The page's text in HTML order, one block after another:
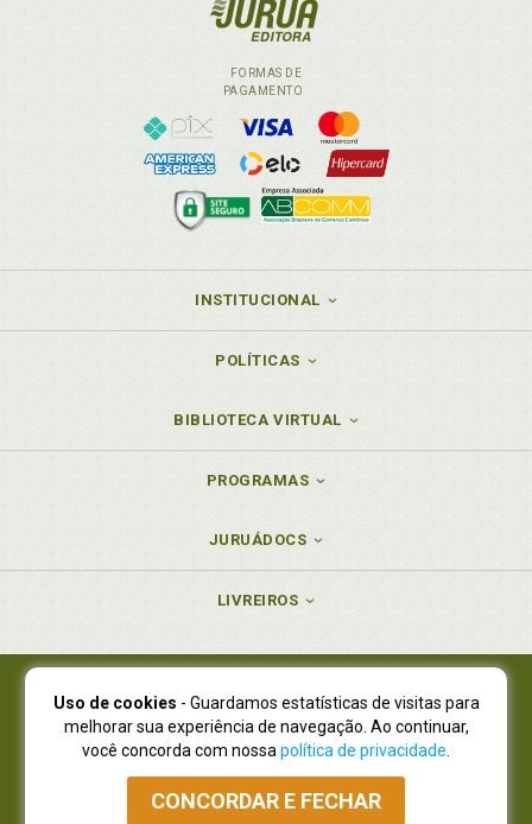
FORMAS DE
PAGAMENTO
INSTITUCIONAL
POLÍTICAS
BIBLIOTECA VIRTUAL
PROGRAMAS
JURUÁDOCS
LIVREIROS
Juruá Editora Ltda., CNPJ 77.535.508/0001-19
Juruá Informática Ltda., CNPJ 01.701.561/0001-80
NOVO ENDEREÇO:R. Flávio Dallegrave, 7665, São Lourenço |
Curitiba - Paraná - CEP 82210-310
Atendimento: (41) 4009-3900|Vendas Atacado: (41) 4009-3939
Uso de cookies - Guardamos estatísticas de visitas para
melhorar sua experiência de navegação. Ao continuar,
você concorda com nossa política de privacidade
CONCORDAR E FECHAR